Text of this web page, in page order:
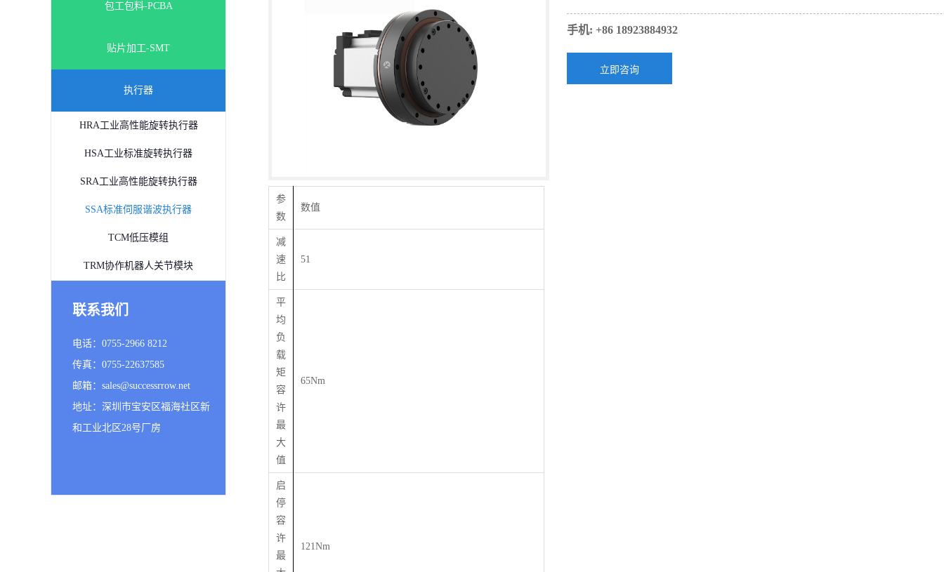
包工包料-PCBA
贴片加工-SMT
执行器
HRA工业高性能旋转执行器
HSA工业标准旋转执行器
SRA工业高性能旋转执行器
SSA标准伺服谐波执行器
TCM低压模组
TRM协作机器人关节模块
联系我们
电话：0755-2966 8212
传真：0755-22637585
邮箱：sales@successrrow.net
地址：深圳市宝安区福海社区新
和工业北区28号厂房
手机: +86 18923884932
参
数
数值
减
速
比
51
平
均
负
载
矩
容
许
最
大
值
65Nm
启
停
容
许
最
121Nm